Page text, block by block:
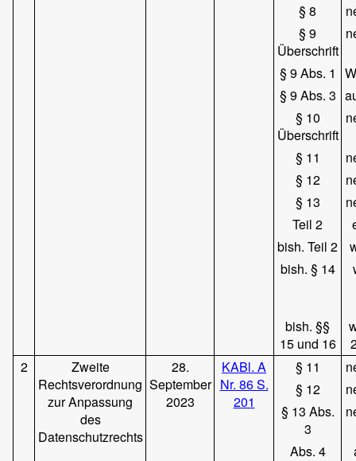
§ 8
§ 9
Überschrift
§ 9 Abs. 1
§ 9 Abs. 3
§ 10
Überschrift
§ 11
§ 12
§ 13
Teil 2
bish. Teil 2
bish. § 14
bish. §§
15 und 16
2
Zweite
Rechtsverordnung
zur Anpassung
des
Datenschutzrechts
28.
September
2023
KABl. A
Nr. 86 S.
201
§ 11
§ 12
§ 13 Abs.
3
Abs. 4